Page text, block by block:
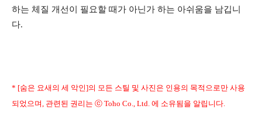
하는 체질 개선이 필요할 때가 아닌가 하는 아쉬움을 남깁니
다.
* [숨은 요새의 세 악인]의 모든 스틸 및 사진은 인용의 목적으로만 사용
되었으며, 관련된 권리는 ⓒ Toho Co., Ltd. 에 소유됨을 알립니다.